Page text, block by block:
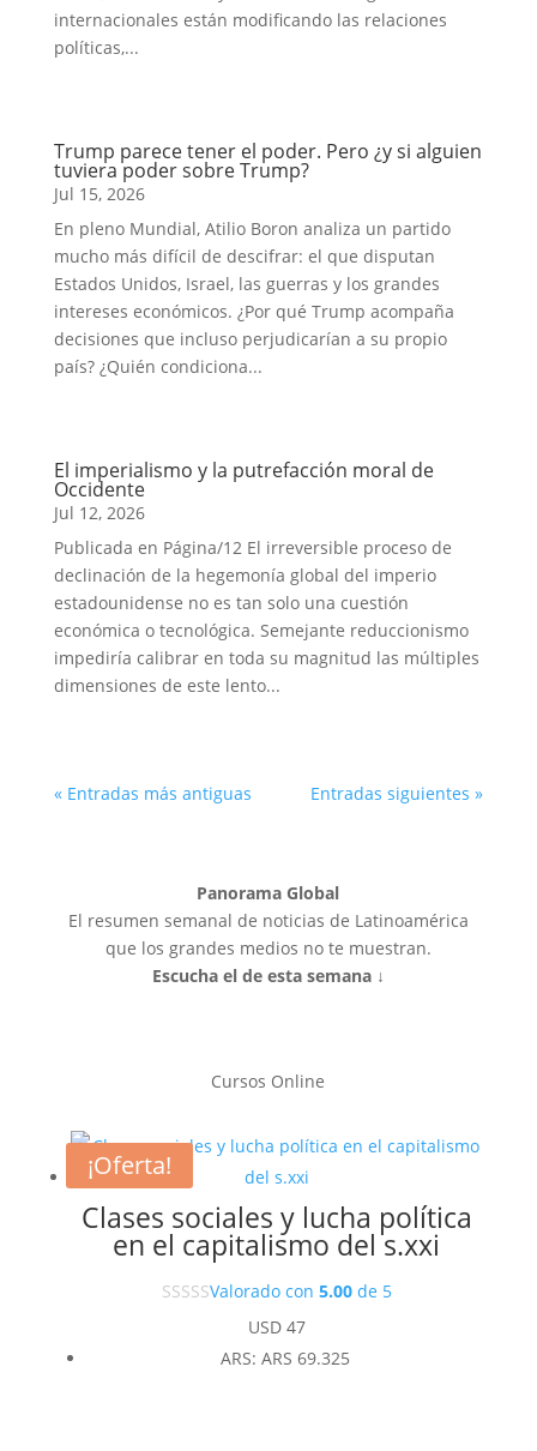
internacionales están modificando las relaciones
políticas,...
Trump parece tener el poder. Pero ¿y si alguien
tuviera poder sobre Trump?
Jul 15, 2026
En pleno Mundial, Atilio Boron analiza un partido
mucho más difícil de descifrar: el que disputan
Estados Unidos, Israel, las guerras y los grandes
intereses económicos. ¿Por qué Trump acompaña
decisiones que incluso perjudicarían a su propio
país? ¿Quién condiciona...
El imperialismo y la putrefacción moral de
Occidente
Jul 12, 2026
Publicada en Página/12 El irreversible proceso de
declinación de la hegemonía global del imperio
estadounidense no es tan solo una cuestión
económica o tecnológica. Semejante reduccionismo
impediría calibrar en toda su magnitud las múltiples
dimensiones de este lento...
« Entradas más antiguas Entradas siguientes »
Panorama Global
El resumen semanal de noticias de Latinoamérica
que los grandes medios no te muestran.
Escucha el de esta semana ↓
Cursos Online
Clases sociales y lucha política
en el capitalismo del s.xxi
Valorado con 5.00de 5
USD47
ARS: ARS 69.325
¡Oferta!